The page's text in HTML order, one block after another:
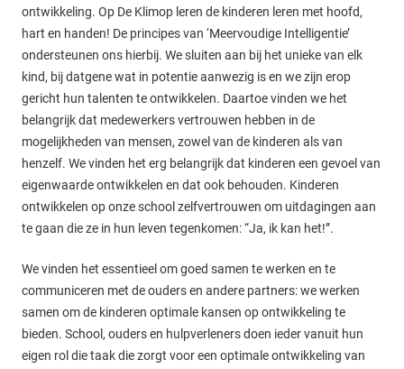
ontwikkeling. Op De Klimop leren de kinderen leren met hoofd,
hart en handen! De principes van ‘Meervoudige Intelligentie’
ondersteunen ons hierbij. We sluiten aan bij het unieke van elk
kind, bij datgene wat in potentie aanwezig is en we zijn erop
gericht hun talenten te ontwikkelen. Daartoe vinden we het
belangrijk dat medewerkers vertrouwen hebben in de
mogelijkheden van mensen, zowel van de kinderen als van
henzelf. We vinden het erg belangrijk dat kinderen een gevoel van
eigenwaarde ontwikkelen en dat ook behouden. Kinderen
ontwikkelen op onze school zelfvertrouwen om uitdagingen aan
te gaan die ze in hun leven tegenkomen: “Ja, ik kan het!”.
We vinden het essentieel om goed samen te werken en te
communiceren met de ouders en andere partners: we werken
samen om de kinderen optimale kansen op ontwikkeling te
bieden. School, ouders en hulpverleners doen ieder vanuit hun
eigen rol die taak die zorgt voor een optimale ontwikkeling van